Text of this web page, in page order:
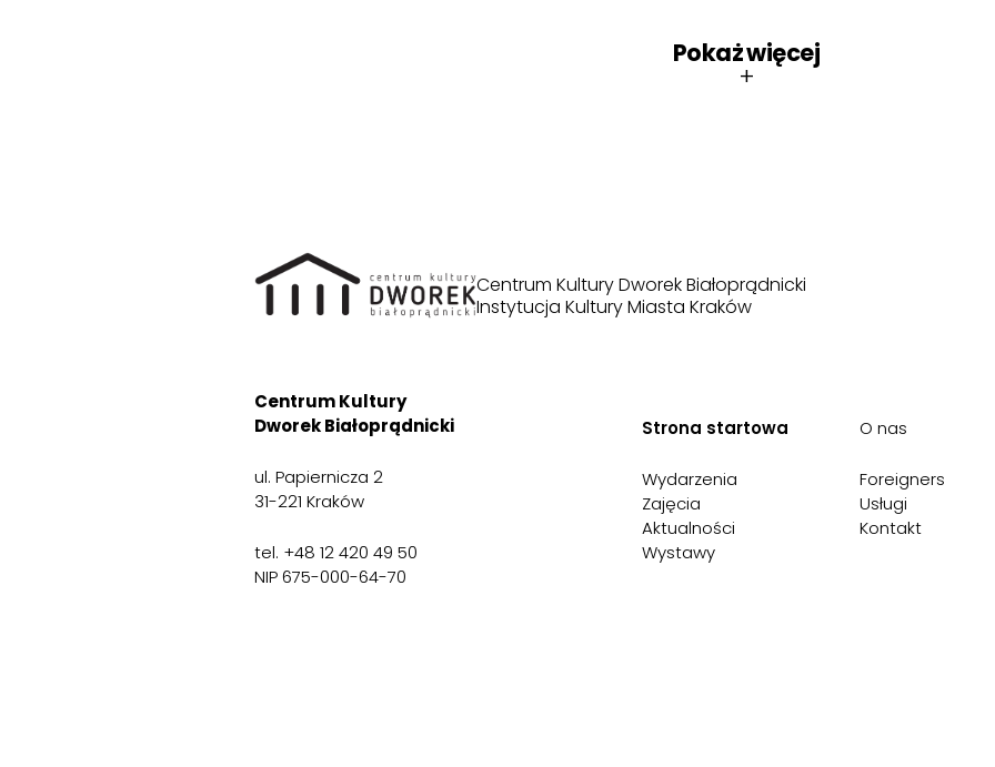
LUT
Pokaż więcej
+
Centrum Kultury Dworek Białoprądnicki
Instytucja Kultury Miasta Kraków
Centrum Kultury
Dworek Białoprądnicki
ul. Papiernicza 2
31-221 Kraków
tel. +48 12 420 49 50
NIP 675-000-64-70
Strona startowa
Wydarzenia
Zajęcia
Aktualności
Wystawy
O nas
Foreigners
Usługi
Kontakt